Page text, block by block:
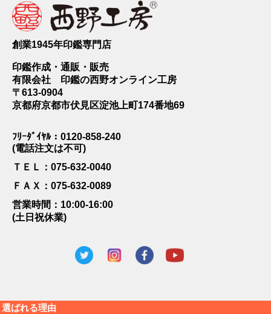
創業1945年印鑑専門店
印鑑作成・通販・販売
有限会社 印鑑の西野オンライン工房
〒613-0904
京都府京都市伏見区淀池上町174番地69
ﾌﾘｰﾀﾞｲﾔﾙ：0120-858-240
(電話注文は不可)
ＴＥＬ：075-632-0040
ＦＡＸ：075-632-0089
営業時間：10:00-16:00
(土日祝休業)
選ばれる理由